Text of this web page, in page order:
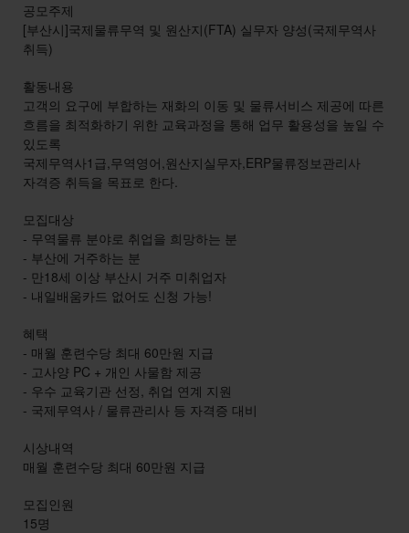
공모주제
[부산시]국제물류무역 및 원산지(FTA) 실무자 양성(국제무역사
취득)
활동내용
고객의 요구에 부합하는 재화의 이동 및 물류서비스 제공에 따른
흐름을 최적화하기 위한 교육과정을 통해 업무 활용성을 높일 수
있도록
국제무역사1급,무역영어,원산지실무자,ERP물류정보관리사
자격증 취득을 목표로 한다.
모집대상
- 무역물류 분야로 취업을 희망하는 분
- 부산에 거주하는 분
- 만18세 이상 부산시 거주 미취업자
- 내일배움카드 없어도 신청 가능!
혜택
- 매월 훈련수당 최대 60만원 지급
- 고사양 PC + 개인 사물함 제공
- 우수 교육기관 선정, 취업 연계 지원
- 국제무역사 / 물류관리사 등 자격증 대비
시상내역
매월 훈련수당 최대 60만원 지급
모집인원
15명